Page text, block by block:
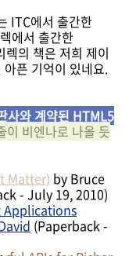
ITC에서 출간한
에서 출간한
의 책은 저희 제이
픈 기억이 있네요.
사와 계약된 HTML5
이 비엔나로 나올 듯
Matter) by Bruce
- July 19, 2010)
Applications
(Paperback-